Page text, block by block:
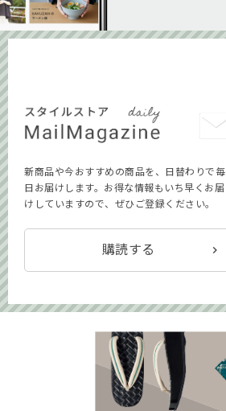
新商品や今おすすめの商品を、日替わりで毎
日お届けします。お得な情報もいち早くお届
けしていますので、ぜひご登録ください。
購読する